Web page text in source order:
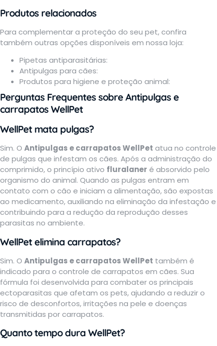
Produtos relacionados
Para complementar a proteção do seu pet, confira
também outras opções disponíveis em nossa loja:
Pipetas antiparasitárias:
Antipulgas para cães:
Produtos para higiene e proteção animal:
Perguntas Frequentes sobre Antipulgas e
carrapatos WellPet
WellPet mata pulgas?
Sim. O Antipulgas e carrapatos WellPet atua no controle
de pulgas que infestam os cães. Após a administração do
comprimido, o princípio ativo fluralaner é absorvido pelo
organismo do animal. Quando as pulgas entram em
contato com o cão e iniciam a alimentação, são expostas
ao medicamento, auxiliando na eliminação da infestação e
contribuindo para a redução da reprodução desses
parasitas no ambiente.
WellPet elimina carrapatos?
Sim. O Antipulgas e carrapatos WellPet também é
indicado para o controle de carrapatos em cães. Sua
fórmula foi desenvolvida para combater os principais
ectoparasitas que afetam os pets, ajudando a reduzir o
risco de desconfortos, irritações na pele e doenças
transmitidas por carrapatos.
Quanto tempo dura WellPet?